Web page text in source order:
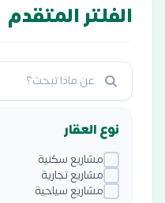
الفلتر المتقدم
نوع العقار
مشاريع سكنية
مشاريع تجارية
مشاريع سياحية